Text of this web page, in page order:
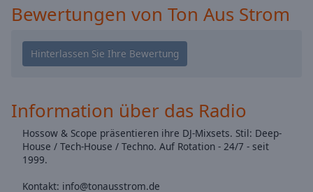
Opacity
Color
Opacity
Bewertungen von Ton Aus Strom
Information über das Radio
Hossow & Scope präsentieren ihre DJ-Mixsets. Stil: Deep-
House / Tech-House / Techno. Auf Rotation - 24/7 - seit
1999.
Kontakt: info@tonausstrom.de